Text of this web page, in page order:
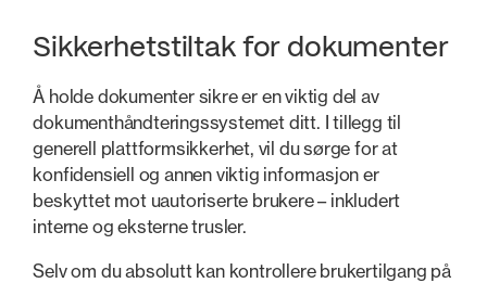
Sikkerhetstiltak for dokumenter
Å holde dokumenter sikre er en viktig del av
dokumenthåndteringssystemet ditt. I tillegg til
generell plattformsikkerhet, vil du sørge for at
konfidensiell og annen viktig informasjon er
beskyttet mot uautoriserte brukere – inkludert
interne og eksterne trusler.
Selv om du absolutt kan kontrollere brukertilgang på